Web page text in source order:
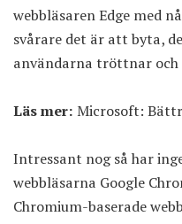
webbläsaren Edge med
svårare det är att byta,
användarna tröttnar och
Läs mer: Microsoft:
Intressant nog så har
webbläsarna Google
Chromium-baserade